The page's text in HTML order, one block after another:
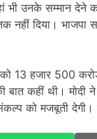
उनके सम्मान देने
दिया। भाजपा
को 13 हजार 500
कहीं थी। मोदी
को मजबूती देगी।